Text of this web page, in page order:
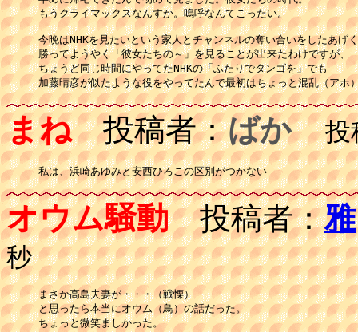
もうクライマックスなんすか。嗚呼なんてこったい。
今晩はNHKを見たいという家人とチャンネルの奪い合いをしたあげく
勝ってようやく「彼女たちの～」を見ることが出来たわけですが、
ちょうど同じ時間にやってたNHKの「ふたりでタンゴを」でも
加藤晴彦が似たような役をやってたんで最初はちょっと混乱（アホ
まね投稿者：ばか 投
私は、浜崎あゆみと安西ひろこの区別がつかない
オウム騒動投稿者：雅
秒
まさか高島夫妻が・・・（戦慄）
と思ったら本当にオウム（鳥）の話だった。
ちょっと微笑ましかった。